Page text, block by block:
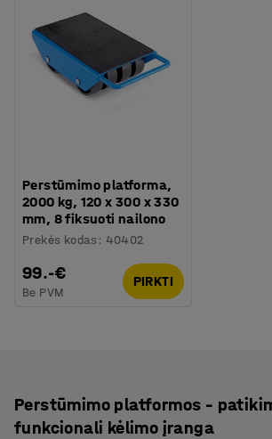
Perstūmimo platforma,
2000 kg, 120 x 300 x 330
mm, 8 fiksuoti nailono
Prekės kodas : 40402
99.-€
Be PVM
PIRKTI
Perstūmimo platformos –
funkcionali kėlimo įranga